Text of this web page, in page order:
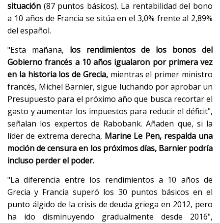
situación (87 puntos básicos). La rentabilidad del bono
a 10 años de Francia se sitúa en el 3,0% frente al 2,89%
del español.
"Esta mañana, los rendimientos de los bonos del
Gobierno francés a 10 años igualaron por primera vez
en la historia los de Grecia,mientras el primer ministro
francés, Michel Barnier, sigue luchando por aprobar un
Presupuesto para el próximo año que busca recortar el
gasto y aumentar los impuestos para reducir el déficit",
señalan los expertos de Rabobank. Añaden que, si la
líder de extrema derecha, Marine Le Pen, respalda una
moción de censura en los próximos días, Barnier podría
incluso perder el poder.
"La diferencia entre los rendimientos a 10 años de
Grecia y Francia superó los 30 puntos básicos en el
punto álgido de la crisis de deuda griega en 2012, pero
ha ido disminuyendo gradualmente desde 2016",